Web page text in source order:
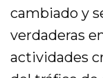
cambiado y
verdaderas
actividades